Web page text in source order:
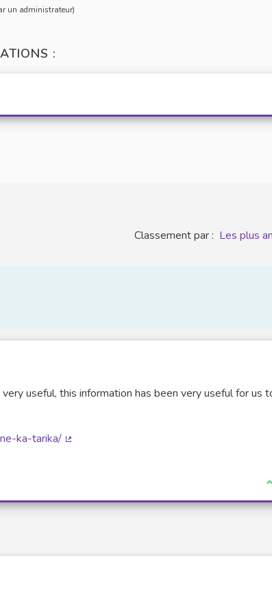
un administrateur)
:
Classement par : Les plus
useful, this information has been very useful for us
ka-tarika/